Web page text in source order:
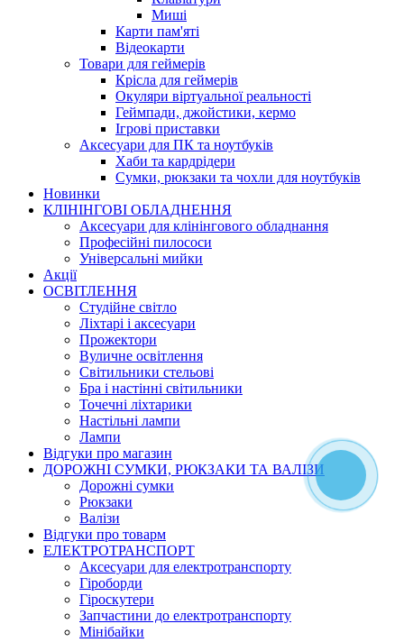
Миші
Карти пам'яті
Відеокарти
Товари для геймерів
Крісла для геймерів
Окуляри віртуальної реальності
Геймпади, джойстики, кермо
Ігрові приставки
Аксесуари для ПК та ноутбуків
Хаби та кардрідери
Сумки, рюкзаки та чохли для ноутбуків
Новинки
КЛІНІНГОВІ ОБЛАДНЕННЯ
Аксесуари для клінінгового обладнання
Професійні пилососи
Універсальні мийки
Акції
ОСВІТЛЕННЯ
Студійне світло
Ліхтарі і аксесуари
Прожектори
Вуличне освітлення
Світильники стельові
Бра і настінні світильники
Точечні ліхтарики
Настільні лампи
Лампи
Відгуки про магазин
ДОРОЖНІ СУМКИ, РЮКЗАКИ ТА ВАЛІЗИ
Дорожні сумки
Рюкзаки
Валізи
Відгуки про товарм
ЕЛЕКТРОТРАНСПОРТ
Аксесуари для електротранспорту
Гіроборди
Гіроскутери
Запчастини до електротранспорту
Мінібайки